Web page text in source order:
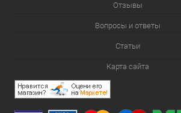
Отзывы
Вопросы и ответы
Статьи
Карта сайта